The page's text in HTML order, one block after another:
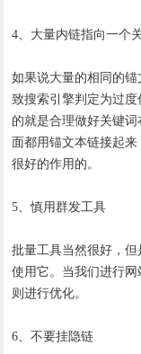
4、大量内链指向一个
如果说大量的相同的
致搜索引擎判定为过
的就是合理做好关键
面都用锚文本链接起
很好的作用的。
5、慎用群发工具
批量工具当然很好，
使用它。当我们进行
则进行优化。
6、不要挂隐链